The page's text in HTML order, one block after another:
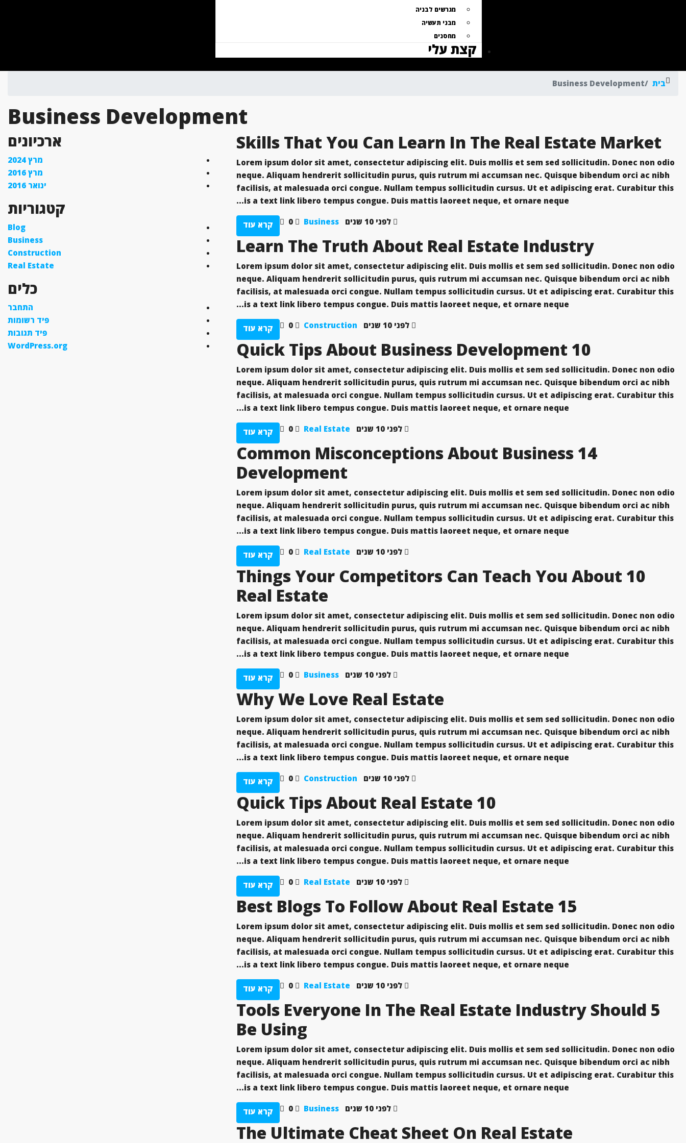
מגרשים לבניה
מבני תעשיה
מחסנים
קצת עלי
בית Business Development
Business Development
Skills That You Can Learn In The Real Estate Market
Lorem ipsum dolor sit amet, consectetur adipiscing elit. Duis mollis et sem sed sollicitudin. Donec non odio
neque. Aliquam hendrerit sollicitudin purus, quis rutrum mi accumsan nec. Quisque bibendum orci ac nibh
facilisis, at malesuada orci congue. Nullam tempus sollicitudin cursus. Ut et adipiscing erat. Curabitur this
is a text link libero tempus congue. Duis mattis laoreet neque, et ornare neque...
לפני 10 שנים Business
0 קרא עוד
Learn The Truth About Real Estate Industry
Lorem ipsum dolor sit amet, consectetur adipiscing elit. Duis mollis et sem sed sollicitudin. Donec non odio
neque. Aliquam hendrerit sollicitudin purus, quis rutrum mi accumsan nec. Quisque bibendum orci ac nibh
facilisis, at malesuada orci congue. Nullam tempus sollicitudin cursus. Ut et adipiscing erat. Curabitur this
is a text link libero tempus congue. Duis mattis laoreet neque, et ornare neque...
לפני 10 שנים Construction
0 קרא עוד
10 Quick Tips About Business Development
Lorem ipsum dolor sit amet, consectetur adipiscing elit. Duis mollis et sem sed sollicitudin. Donec non odio
neque. Aliquam hendrerit sollicitudin purus, quis rutrum mi accumsan nec. Quisque bibendum orci ac nibh
facilisis, at malesuada orci congue. Nullam tempus sollicitudin cursus. Ut et adipiscing erat. Curabitur this
is a text link libero tempus congue. Duis mattis laoreet neque, et ornare neque...
לפני 10 שנים Real Estate
0 קרא עוד
14 Common Misconceptions About Business
Development
Lorem ipsum dolor sit amet, consectetur adipiscing elit. Duis mollis et sem sed sollicitudin. Donec non odio
neque. Aliquam hendrerit sollicitudin purus, quis rutrum mi accumsan nec. Quisque bibendum orci ac nibh
facilisis, at malesuada orci congue. Nullam tempus sollicitudin cursus. Ut et adipiscing erat. Curabitur this
is a text link libero tempus congue. Duis mattis laoreet neque, et ornare neque...
לפני 10 שנים Real Estate
0 קרא עוד
10 Things Your Competitors Can Teach You About
Real Estate
Lorem ipsum dolor sit amet, consectetur adipiscing elit. Duis mollis et sem sed sollicitudin. Donec non odio
neque. Aliquam hendrerit sollicitudin purus, quis rutrum mi accumsan nec. Quisque bibendum orci ac nibh
facilisis, at malesuada orci congue. Nullam tempus sollicitudin cursus. Ut et adipiscing erat. Curabitur this
is a text link libero tempus congue. Duis mattis laoreet neque, et ornare neque...
לפני 10 שנים Business
0 קרא עוד
Why We Love Real Estate
Lorem ipsum dolor sit amet, consectetur adipiscing elit. Duis mollis et sem sed sollicitudin. Donec non odio
neque. Aliquam hendrerit sollicitudin purus, quis rutrum mi accumsan nec. Quisque bibendum orci ac nibh
facilisis, at malesuada orci congue. Nullam tempus sollicitudin cursus. Ut et adipiscing erat. Curabitur this
is a text link libero tempus congue. Duis mattis laoreet neque, et ornare neque...
לפני 10 שנים Construction
0 קרא עוד
10 Quick Tips About Real Estate
Lorem ipsum dolor sit amet, consectetur adipiscing elit. Duis mollis et sem sed sollicitudin. Donec non odio
neque. Aliquam hendrerit sollicitudin purus, quis rutrum mi accumsan nec. Quisque bibendum orci ac nibh
facilisis, at malesuada orci congue. Nullam tempus sollicitudin cursus. Ut et adipiscing erat. Curabitur this
is a text link libero tempus congue. Duis mattis laoreet neque, et ornare neque...
לפני 10 שנים Real Estate
0 קרא עוד
15 Best Blogs To Follow About Real Estate
Lorem ipsum dolor sit amet, consectetur adipiscing elit. Duis mollis et sem sed sollicitudin. Donec non odio
neque. Aliquam hendrerit sollicitudin purus, quis rutrum mi accumsan nec. Quisque bibendum orci ac nibh
facilisis, at malesuada orci congue. Nullam tempus sollicitudin cursus. Ut et adipiscing erat. Curabitur this
is a text link libero tempus congue. Duis mattis laoreet neque, et ornare neque...
לפני 10 שנים Real Estate
0 קרא עוד
5 Tools Everyone In The Real Estate Industry Should
Be Using
Lorem ipsum dolor sit amet, consectetur adipiscing elit. Duis mollis et sem sed sollicitudin. Donec non odio
neque. Aliquam hendrerit sollicitudin purus, quis rutrum mi accumsan nec. Quisque bibendum orci ac nibh
facilisis, at malesuada orci congue. Nullam tempus sollicitudin cursus. Ut et adipiscing erat. Curabitur this
is a text link libero tempus congue. Duis mattis laoreet neque, et ornare neque...
לפני 10 שנים Business
0 קרא עוד
The Ultimate Cheat Sheet On Real Estate
ארכיונים
מרץ 2024
מרץ 2016
ינואר 2016
קטגוריות
Blog
Business
Construction
Real Estate
כלים
התחבר
פיד רשומות
פיד תגובות
WordPress.org